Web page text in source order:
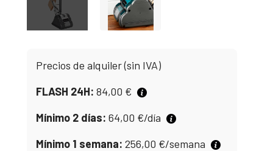
Precios de alquiler (sin IVA)
FLASH 24H: 84,00 €
Mínimo 2 días: 64,00 €/día
Mínimo 1 semana: 256,00 €/semana